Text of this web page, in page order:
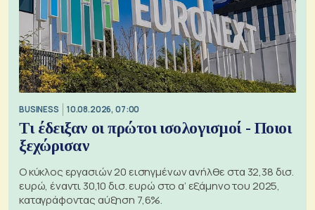
BUSINESS 10.08.2026, 07:00
Τι έδειξαν οι πρώτοι ισολογισμοί - Ποιοι
ξεχώρισαν
Ο κύκλος εργασιών 20 εισηγμένων ανήλθε στα 32,38 δισ.
ευρώ, έναντι 30,10 δισ. ευρώ στο α’ εξάμηνο του 2025,
καταγράφοντας αύξηση 7,6%.